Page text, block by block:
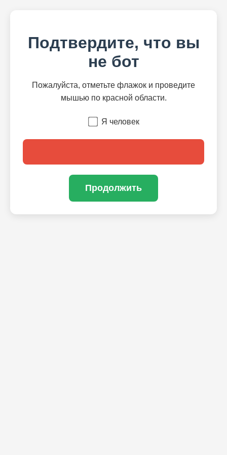
Подтвердите, что вы
не бот
Пожалуйста, отметьте флажок и проведите
мышью по красной области.
Я человек
Продолжить